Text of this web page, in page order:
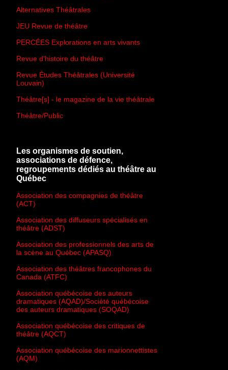
Alternatives Théâtrales
JEU Revue de théâtre
PERCÉES Explorations en arts vivants
Revue d'histoire du théâtre
Revue Études Théâtrales (Université
Louvain)
Théâtre[s] - le magazine de la vie théâtrale
Théâtre/Public
Les organismes de soutien,
associations de défence,
regroupements dédiés au théâtre au
Québec
Association des compagnies de théâtre
(ACT)
Association des diffuseurs spécialisés en
théâtre (ADST)
Association des professionnels des arts de
la scène au Québec (APASQ)
Association des théâtres francophones du
Canada (ATFC)
Association québécoise des auteurs
dramatiques (AQAD)/Société québécoise
des auteurs dramatiques (SOQAD)
Association québécoise des critiques de
théâtre (AQCT)
Association québécoise des marionnettistes
(AQM)